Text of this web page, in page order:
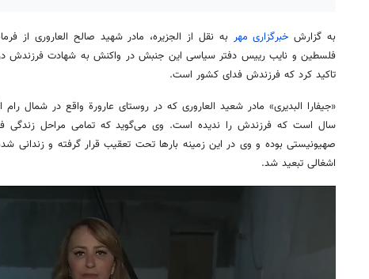
به گزارش خبرگزاری مهر به نقل از الجزیره، مادر شهید صالح العاروری از
فلسطین و نایب رییس دفتر سیاسی این جنبش در واکنش به شهادت فرزندش
تاکید کرد که فرزندش فدای کشور است.
سال است که فرزندش را ندیده است. وی می‌گوید که تمامی مراحل زندگی
صهیونیستی بوده و وی در این زمینه بارها تحت تعقیب قرار گرفته و زندانی
اشغالی تبعید شد.